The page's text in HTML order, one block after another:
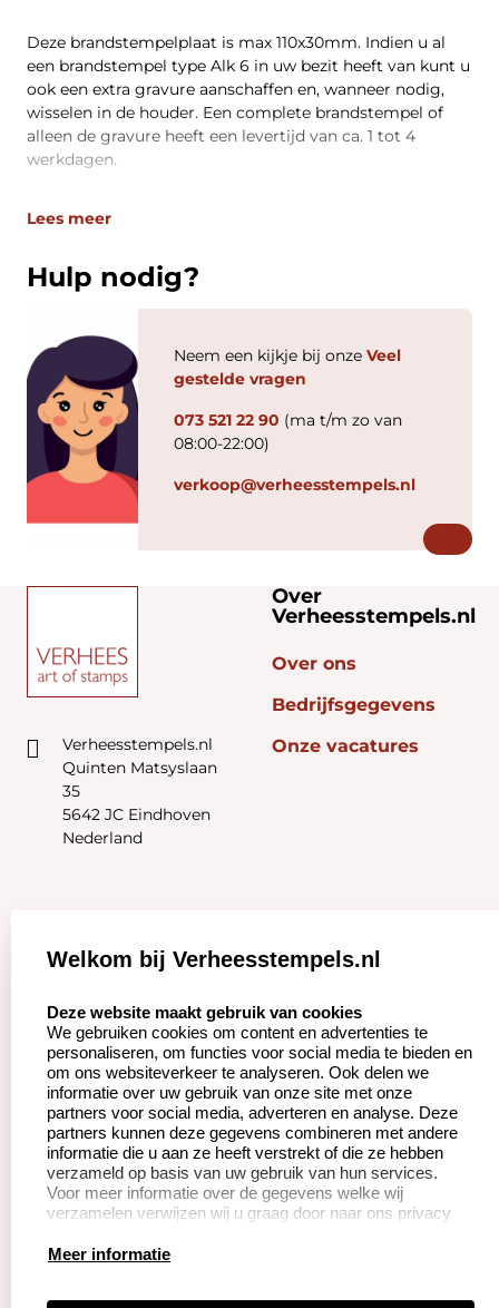
Deze brandstempelplaat is max 110x30mm. Indien u al
een brandstempel type Alk 6 in uw bezit heeft van kunt u
ook een extra gravure aanschaffen en, wanneer nodig,
wisselen in de houder. Een complete brandstempel of
alleen de gravure heeft een levertijd van ca. 1 tot 4
werkdagen.
Lees meer
Hulp nodig?
Neem een kijkje bij onze Veel
gestelde vragen
073 521 22 90 (ma t/m zo van
08:00-22:00)
verkoop@verheesstempels.nl
Verheesstempels.nl
Quinten Matsyslaan
35
5642 JC Eindhoven
Nederland
Over
Verheesstempels.nl
Over ons
Bedrijfsgegevens
Onze vacatures
Zakelijk:
Betaling &
Verzending
Wederverkoper
worden
Klantenservice:
Veel gestelde vragen
Herroepingsrecht
Retourneren
Productinformatie:
Instructie voor
Welkom bij Verheesstempels.nl
Deze website maakt gebruik van cookies
We gebruiken cookies om content en advertenties te
personaliseren, om functies voor social media te bieden en
om ons websiteverkeer te analyseren. Ook delen we
informatie over uw gebruik van onze site met onze
partners voor social media, adverteren en analyse. Deze
partners kunnen deze gegevens combineren met andere
informatie die u aan ze heeft verstrekt of die ze hebben
verzameld op basis van uw gebruik van hun services.
Voor meer informatie over de gegevens welke wij
verzamelen verwijzen wij u graag door naar ons privacy
Meer informatie